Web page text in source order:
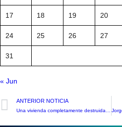
17 18 19 20
24 25 26 27
31
« Jun
ANTERIOR NOTICIA